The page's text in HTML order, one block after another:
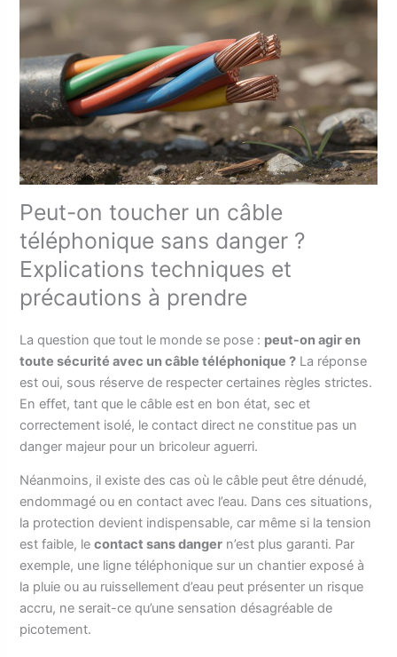
Peut-on toucher un câble
téléphonique sans danger ?
Explications techniques et
précautions à prendre
La question que tout le monde se pose : peut-on agir en
toute sécurité avec un câble téléphonique ? La réponse
est oui, sous réserve de respecter certaines règles strictes.
En effet, tant que le câble est en bon état, sec et
correctement isolé, le contact direct ne constitue pas un
danger majeur pour un bricoleur aguerri.
Néanmoins, il existe des cas où le câble peut être dénudé,
endommagé ou en contact avec l’eau. Dans ces situations,
la protection devient indispensable, car même si la tension
est faible, lecontact sans danger n’est plus garanti. Par
exemple, une ligne téléphonique sur un chantier exposé à
la pluie ou au ruissellement d’eau peut présenter un risque
accru, ne serait-ce qu’une sensation désagréable de
picotement.